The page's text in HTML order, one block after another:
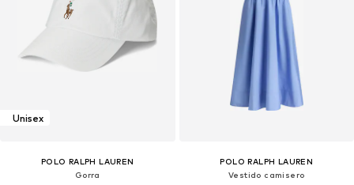
Unisex
POLO RALPH LAUREN
Gorra
POLO RALPH LAUREN
Vestido camisero